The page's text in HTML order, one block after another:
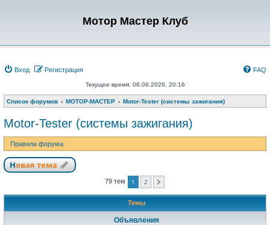
Мотор Мастер Клуб
Вход Регистрация FAQ
Текущее время: 06.08.2026, 20:16
Список форумов МОТОР-МАСТЕР Motor-Tester (системы зажигания)
Motor-Tester (системы зажигания)
Правила форума
Новая тема
79 тем 1 2
Темы
Объявления